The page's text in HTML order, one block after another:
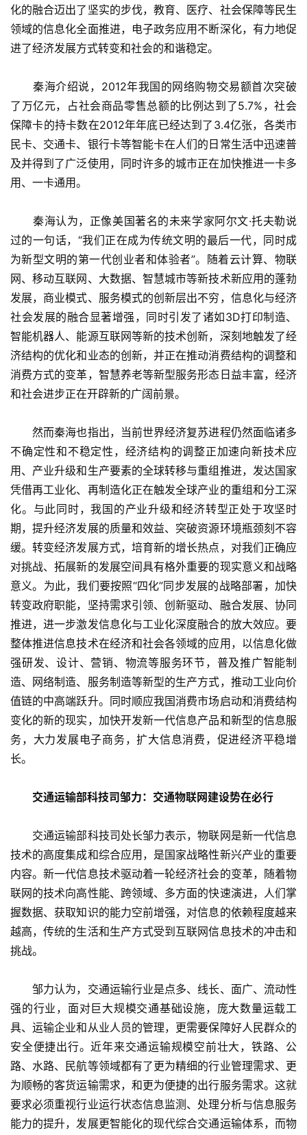
化的融合迈出了坚实的步伐，教育、医疗、社会保障等民生
领域的信息化全面推进，电子政务应用不断深化，有力地促
进了经济发展方式转变和社会的和谐稳定。
秦海介绍说，2012年我国的网络购物交易额首次突破
了万亿元，占社会商品零售总额的比例达到了5.7%，社会
保障卡的持卡数在2012年年底已经达到了3.4亿张，各类市
民卡、交通卡、银行卡等智能卡在人们的日常生活中迅速普
及并得到了广泛使用，同时许多的城市正在加快推进一卡多
用、一卡通用。
秦海认为，正像美国著名的未来学家阿尔文·托夫勒说
过的一句话，“我们正在成为传统文明的最后一代，同时成
为新型文明的第一代创业者和体验者”。随着云计算、物联
网、移动互联网、大数据、智慧城市等新技术新应用的蓬勃
发展，商业模式、服务模式的创新层出不穷，信息化与经济
社会发展的融合显著增强，同时引发了诸如3D打印制造、
智能机器人、能源互联网等新的技术创新，深刻地触发了经
济结构的优化和业态的创新，并正在推动消费结构的调整和
消费方式的变革，智慧养老等新型服务形态日益丰富，经济
和社会进步正在开辟新的广阔前景。
然而秦海也指出，当前世界经济复苏进程仍然面临诸多
不确定性和不稳定性，经济结构的调整正加速向新技术应
用、产业升级和生产要素的全球转移与重组推进，发达国家
凭借再工业化、再制造化正在触发全球产业的重组和分工深
化。与此同时，我国的产业升级和经济转型正处于攻坚时
期，提升经济发展的质量和效益、突破资源环境瓶颈刻不容
缓。转变经济发展方式，培育新的增长热点，对我们正确应
对挑战、拓展新的发展空间具有格外重要的现实意义和战略
意义。为此，我们要按照“四化”同步发展的战略部署，加快
转变政府职能，坚持需求引领、创新驱动、融合发展、协同
推进，进一步激发信息化与工业化深度融合的放大效应。要
整体推进信息技术在经济和社会各领域的应用，以信息化做
强研发、设计、营销、物流等服务环节，普及推广智能制
造、网络制造、服务制造等新型的生产方式，推动工业向价
值链的中高端跃升。同时顺应我国消费市场启动和消费结构
变化的新的现实，加快开发新一代信息产品和新型的信息服
务，大力发展电子商务，扩大信息消费，促进经济平稳增
长。
交通运输部科技司邹力：交通物联网建设势在必行
交通运输部科技司处长邹力表示，物联网是新一代信息
技术的高度集成和综合应用，是国家战略性新兴产业的重要
内容。新一代信息技术驱动着一轮经济社会的变革，随着物
联网的技术向高性能、跨领域、多方面的快速演进，人们掌
握数据、获取知识的能力空前增强，对信息的依赖程度越来
越高，传统的生活和生产方式受到互联网信息技术的冲击和
挑战。
邹力认为，交通运输行业是点多、线长、面广、流动性
强的行业，面对巨大规模交通基础设施，庞大数量运载工
具、运输企业和从业人员的管理，更需要保障好人民群众的
安全便捷出行。近年来交通运输规模空前壮大，铁路、公
路、水路、民航等领域都有了更为精细的行业管理需求、更
为顺畅的客货运输需求，和更为便捷的出行服务需求。这就
要求必须重视行业运行状态信息监测、处理分析与信息服务
能力的提升，发展更智能化的现代综合交通运输体系，而物